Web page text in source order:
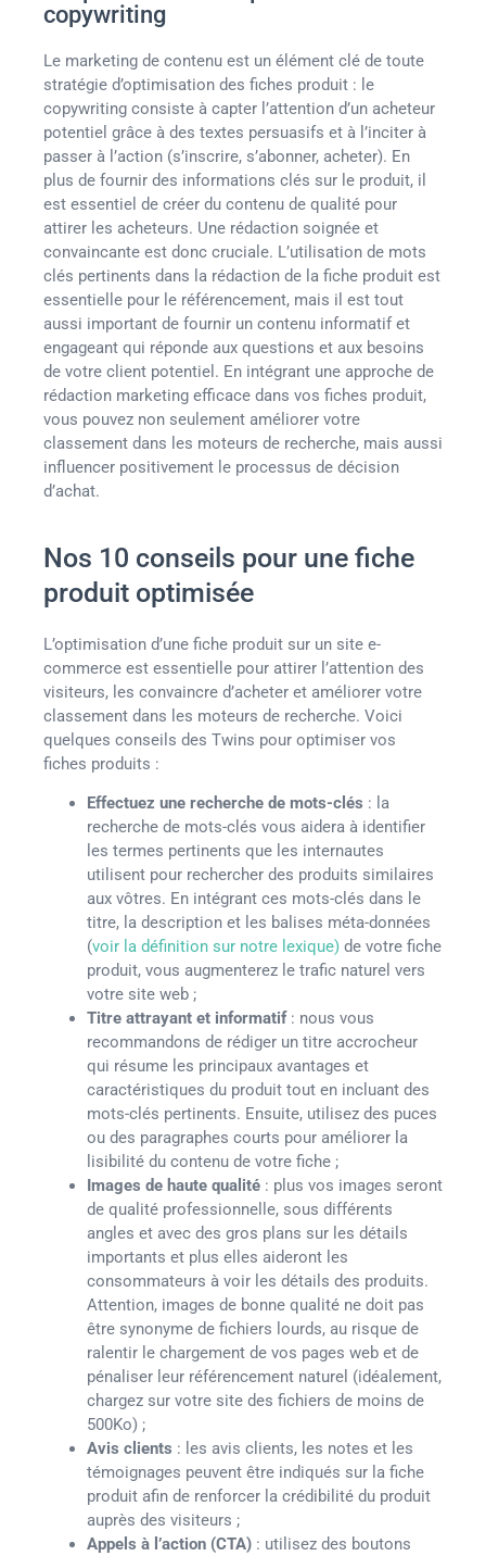
copywriting
Le marketing de contenu est un élément clé de toute
stratégie d’optimisation des fiches produit : le
copywriting consiste à capter l’attention d’un acheteur
potentiel grâce à des textes persuasifs et à l’inciter à
passer à l’action (s’inscrire, s’abonner, acheter). En
plus de fournir des informations clés sur le produit, il
est essentiel de créer du contenu de qualité pour
attirer les acheteurs. Une rédaction soignée et
convaincante est donc cruciale. L’utilisation de mots
clés pertinents dans la rédaction de la fiche produit est
essentielle pour le référencement, mais il est tout
aussi important de fournir un contenu informatif et
engageant qui réponde aux questions et aux besoins
de votre client potentiel. En intégrant une approche de
rédaction marketing efficace dans vos fiches produit,
vous pouvez non seulement améliorer votre
classement dans les moteurs de recherche, mais aussi
influencer positivement le processus de décision
d’achat.
Nos 10 conseils pour une fiche
produit optimisée
L’optimisation d’une fiche produit sur un site e-
commerce est essentielle pour attirer l’attention des
visiteurs, les convaincre d’acheter et améliorer votre
classement dans les moteurs de recherche. Voici
quelques conseils des Twins pour optimiser vos
fiches produits :
Effectuez une recherche de mots-clés : la
recherche de mots-clés vous aidera à identifier
les termes pertinents que les internautes
utilisent pour rechercher des produits similaires
aux vôtres. En intégrant ces mots-clés dans le
titre, la description et les balises méta-données
(voir la définition sur notre lexique) de votre fiche
produit, vous augmenterez le trafic naturel vers
votre site web ;
Titre attrayant et informatif: nous vous
recommandons de rédiger un titre accrocheur
qui résume les principaux avantages et
caractéristiques du produit tout en incluant des
mots-clés pertinents. Ensuite, utilisez des puces
ou des paragraphes courts pour améliorer la
lisibilité du contenu de votre fiche ;
Images de haute qualité : plus vos images seront
de qualité professionnelle, sous différents
angles et avec des gros plans sur les détails
importants et plus elles aideront les
consommateurs à voir les détails des produits.
Attention, images de bonne qualité ne doit pas
être synonyme de fichiers lourds, au risque de
ralentir le chargement de vos pages web et de
pénaliser leur référencement naturel (idéalement,
chargez sur votre site des fichiers de moins de
500Ko) ;
Avis clients : les avis clients, les notes et les
témoignages peuvent être indiqués sur la fiche
produit afin de renforcer la crédibilité du produit
auprès des visiteurs ;
Appels à l’action (CTA) : utilisez des boutons